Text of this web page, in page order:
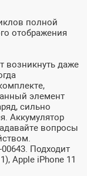
полной
отображения
возникнуть даже
элемент
сильно
Аккумулятор
вопросы
Подходит
Apple iPhone 11